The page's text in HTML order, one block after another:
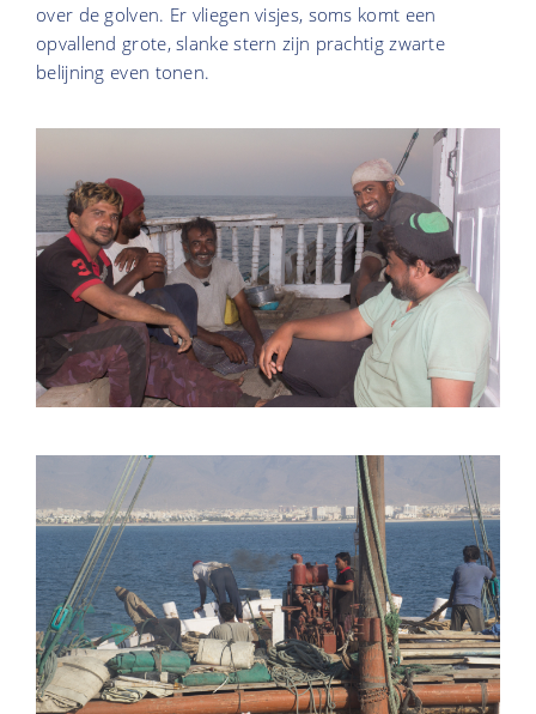
over de golven. Er vliegen visjes, soms komt een
opvallend grote, slanke stern zijn prachtig zwarte
belijning even tonen.